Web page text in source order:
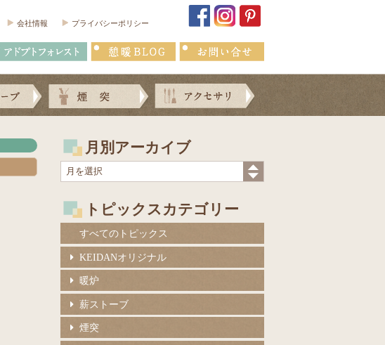
会社情報 プライバシーポリシー
月別アーカイブ
トピックスカテゴリー
すべてのトピックス
KEIDANオリジナル
暖炉
薪ストーブ
煙突